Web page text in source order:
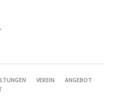
VEREIN
ANGEBOT